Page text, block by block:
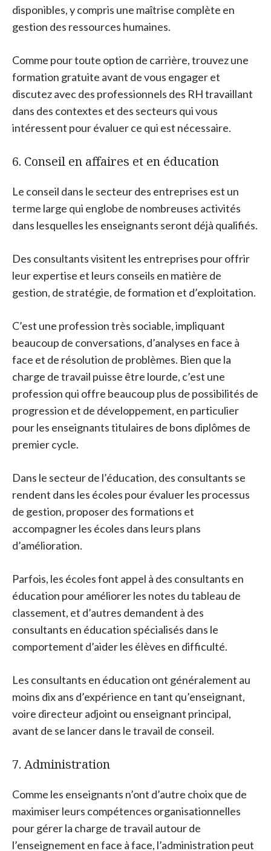
disponibles, y compris une maîtrise complète en
gestion des ressources humaines.
Comme pour toute option de carrière, trouvez une
formation gratuite avant de vous engager et
discutez avec des professionnels des RH travaillant
dans des contextes et des secteurs qui vous
intéressent pour évaluer ce qui est nécessaire.
6. Conseil en affaires et en éducation
Le conseil dans le secteur des entreprises est un
terme large qui englobe de nombreuses activités
dans lesquelles les enseignants seront déjà qualifiés.
Des consultants visitent les entreprises pour offrir
leur expertise et leurs conseils en matière de
gestion, de stratégie, de formation et d’exploitation.
C’est une profession très sociable, impliquant
beaucoup de conversations, d’analyses en face à
face et de résolution de problèmes. Bien que la
charge de travail puisse être lourde, c’est une
profession qui offre beaucoup plus de possibilités de
progression et de développement, en particulier
pour les enseignants titulaires de bons diplômes de
premier cycle.
Dans le secteur de l’éducation, des consultants se
rendent dans les écoles pour évaluer les processus
de gestion, proposer des formations et
accompagner les écoles dans leurs plans
d’amélioration.
Parfois, les écoles font appel à des consultants en
éducation pour améliorer les notes du tableau de
classement, et d’autres demandent à des
consultants en éducation spécialisés dans le
comportement d’aider les élèves en difficulté.
Les consultants en éducation ont généralement au
moins dix ans d’expérience en tant qu’enseignant,
voire directeur adjoint ou enseignant principal,
avant de se lancer dans le travail de conseil.
7. Administration
Comme les enseignants n’ont d’autre choix que de
maximiser leurs compétences organisationnelles
pour gérer la charge de travail autour de
l’enseignement en face à face, l’administration peut